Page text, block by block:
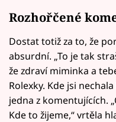
Rozhořčené
Dostat totiž za to, že
absurdní. „To je tak
že zdraví miminka a
Rolexky. Kde jsi
jedna z komentujících.
Kde to žijeme,“ vrtěla